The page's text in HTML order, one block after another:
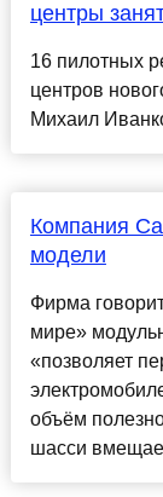
центры
16 пилотных
центров
Михаил
Компания
модели
Фирма
мире»
«позволяет
объём
шасси